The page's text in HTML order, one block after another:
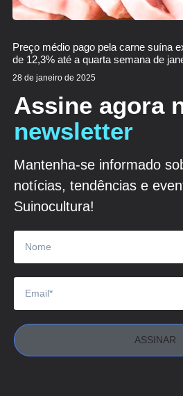
Preço médio pago pela carne suína
de 12,3% até a quarta semana de
28 de janeiro de 2025
Assine agora
newsletter
Mantenha-se informado
notícias, tendências e
Suinocultura!
ASSINAR